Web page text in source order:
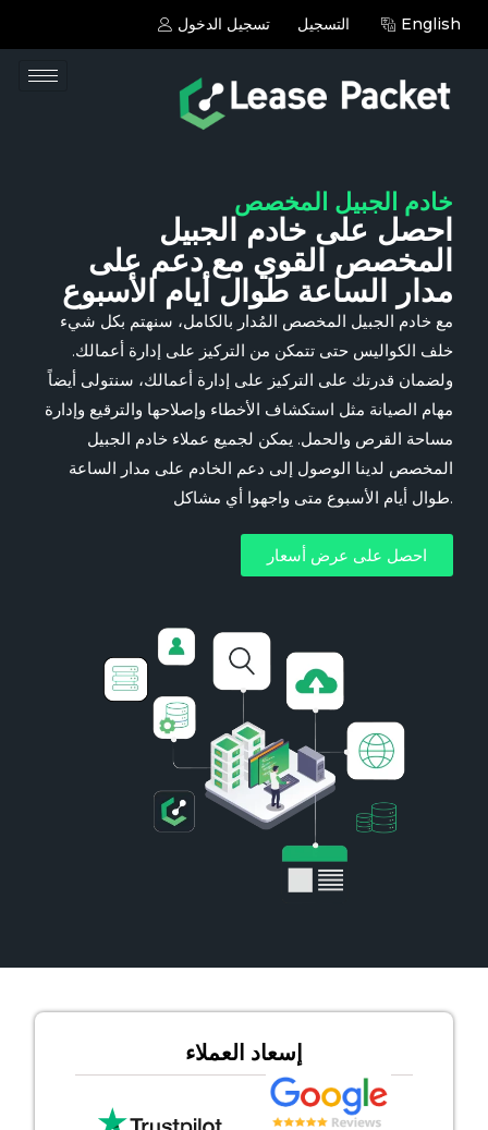
تسجيل الدخول التسجيل English
خادم الجبيل المخصص
احصل على خادم الجبيل
المخصص القوي مع دعم على
مدار الساعة طوال أيام الأسبوع
مع خادم الجبيل المخصص المُدار بالكامل، سنهتم بكل شيء
خلف الكواليس حتى تتمكن من التركيز على إدارة أعمالك.
ولضمان قدرتك على التركيز على إدارة أعمالك، سنتولى أيضاً
مهام الصيانة مثل استكشاف الأخطاء وإصلاحها والترقيع وإدارة
مساحة القرص والحمل. يمكن لجميع عملاء خادم الجبيل
المخصص لدينا الوصول إلى دعم الخادم على مدار الساعة
طوال أيام الأسبوع متى واجهوا أي مشاكل.
احصل على عرض أسعار
إسعاد العملاء